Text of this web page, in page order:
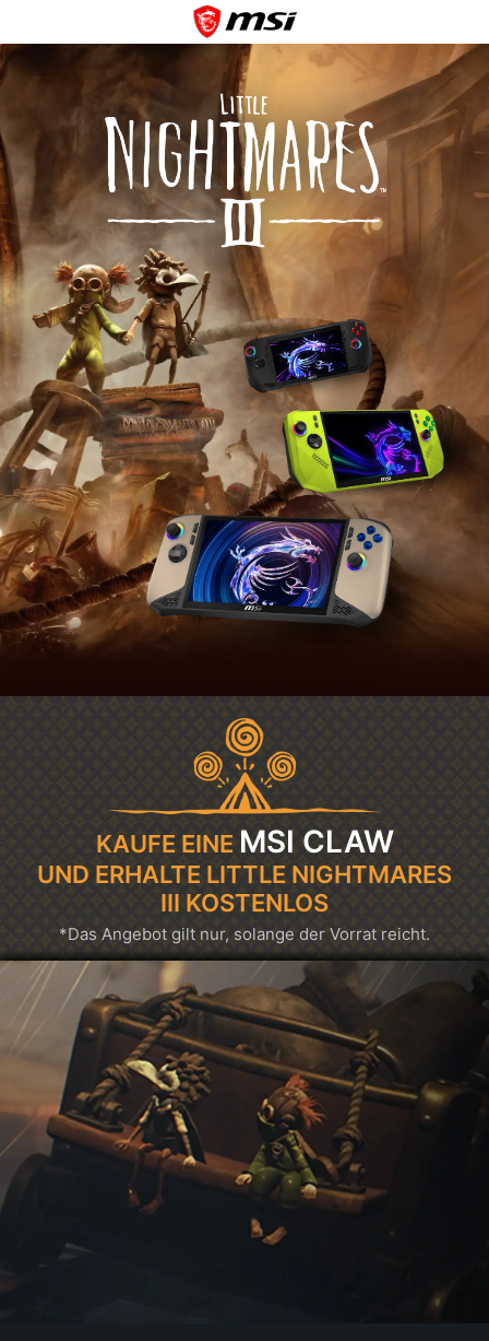
KAUFE EINE MSI CLAW
UND ERHALTE LITTLE NIGHTMARES
III KOSTENLOS
*Das Angebot gilt nur, solange der Vorrat reicht.